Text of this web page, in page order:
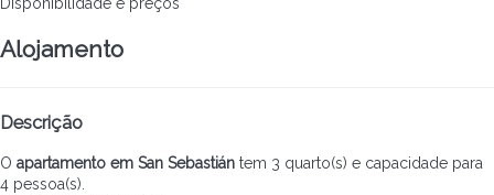
Alojamento
Descrição
O apartamento em San Sebastián tem 3 quarto(s) e capacidade para
4 pessoa(s).